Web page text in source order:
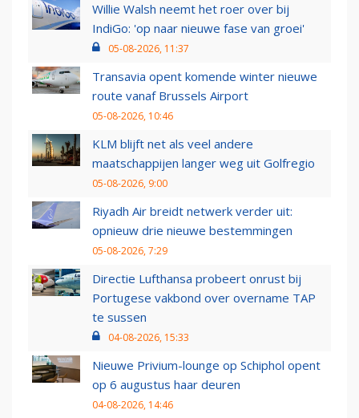
Willie Walsh neemt het roer over bij
IndiGo: 'op naar nieuwe fase van groei'
05-08-2026, 11:37
Transavia opent komende winter nieuwe
route vanaf Brussels Airport
05-08-2026, 10:46
KLM blijft net als veel andere
maatschappijen langer weg uit Golfregio
05-08-2026, 9:00
Riyadh Air breidt netwerk verder uit:
opnieuw drie nieuwe bestemmingen
05-08-2026, 7:29
Directie Lufthansa probeert onrust bij
Portugese vakbond over overname TAP
te sussen
04-08-2026, 15:33
Nieuwe Privium-lounge op Schiphol opent
op 6 augustus haar deuren
04-08-2026, 14:46